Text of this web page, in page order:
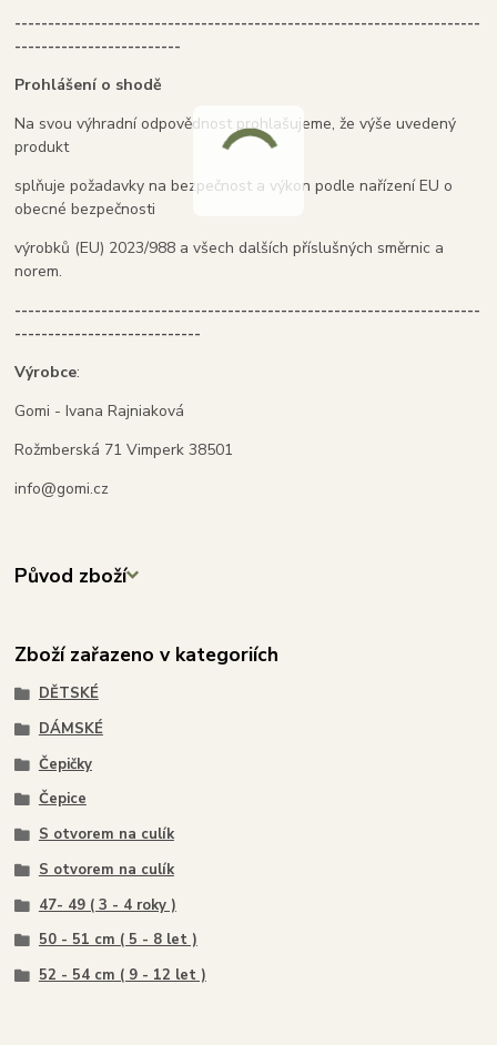
----------------------------------------------------------------------
-------------------------
Prohlášení o shodě
Na svou výhradní odpovědnost prohlašujeme, že výše uvedený
produkt
splňuje požadavky na bezpečnost a výkon podle nařízení EU o
obecné bezpečnosti
výrobků (EU) 2023/988 a všech dalších příslušných směrnic a
norem.
----------------------------------------------------------------------
----------------------------
Výrobce:
Gomi - Ivana Rajniaková
Rožmberská 71 Vimperk 38501
info@gomi.cz
Původ zboží
Zboží zařazeno v kategoriích
DĚTSKÉ
DÁMSKÉ
Čepičky
Čepice
S otvorem na culík
S otvorem na culík
47- 49 ( 3 - 4 roky )
50 - 51 cm ( 5 - 8 let )
52 - 54 cm ( 9 - 12 let )